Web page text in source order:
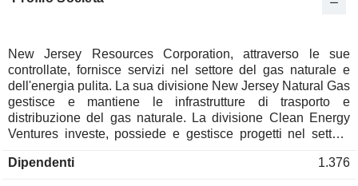
New Jersey Resources Corporation, attraverso le sue
controllate, fornisce servizi nel settore del gas naturale e
dell'energia pulita. La sua divisione New Jersey Natural Gas
gestisce e mantiene le infrastrutture di trasporto e
distribuzione del gas naturale. La divisione Clean Energy
Ventures investe, possiede e gestisce progetti nel settore
un portafoglio diversificato di attività di trasporto e
Dipendenti 1.376